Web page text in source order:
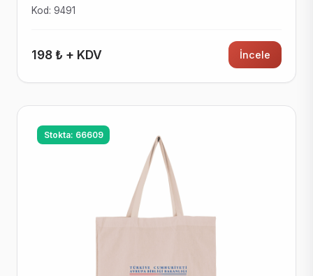
Kod: 9491
198 ₺ + KDV İncele
Stokta: 66609